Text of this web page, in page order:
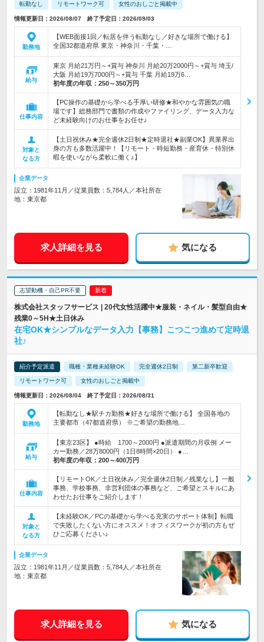
転勤なし リモートワーク可 女性のおしごと掲載中
情報更新日：2026/08/07 終了予定日：2026/09/03
勤務地
【WEB面接1回／転居を伴う転勤なし／好きな場所で働ける】
全国32都道府県 東京・神奈川・千葉・…
給与
東京 月給21万円～+賞与 神奈川 月給20万2000円～+賞与 埼玉/
大阪 月給19万7000円～+賞与 千葉 月給19万6…
初年度の年収： 250～350万円
仕事内容
【PC操作の基礎から学べる手厚い研修★和やかな雰囲気の職
場です】総務部門で書類の作成やファイリング、データ入力な
ど未経験向けのお仕事をお任せ♪
対象と
なる方
【土日祝休み★完全週休2日制★定時退社★副業OK】異業界出
身の方も多数活躍中！【リモート・時短勤務・産育休・特別休
暇を使いながら柔軟に働く♪】
企業データ
設立：1981年11月／従業員数：5,784人／本社所在
地：東京都
求人詳細を見る 気になる
志望動機・自己PR不要
株式会社スタッフサービス | 20代女性活躍中★服装・ネイル・髪型自由★
残業0～5H★土日休み
在宅OK★シンプルなデータ入力【事務】こつこつ進めて定時退
社♪
紹介予定派遣 職種・業種未経験OK 完全週休2日制 第二新卒歓迎
リモートワーク可 女性のおしごと掲載中
情報更新日：2026/08/04 終了予定日：2026/08/31
勤務地
【転勤なし★駅チカ勤務★好きな場所で働ける】 全国各地の
主要都市（47都道府県） ※ご希望の勤務地…
給与
【東京23区】 ●時給 1700～2000円 ●派遣期間の月収例 メー
カー勤務／28万8000円（1日8時間×20日） ●…
初年度の年収： 200～400万円
仕事内容
【リモートOK／土日祝休み／完全週休2日制／残業なし】一般
事務、学校事務、非営利団体の事務など、ご希望とスキルにあ
わせたお仕事をご紹介します！
対象と
なる方
【未経験OK／PCの基礎から学べる充実のサポート体制】転職
で失敗したくない方にオススメ！オフィスワークが初の方もぜ
ひご応募ください♪
企業データ
設立：1981年11月／従業員数：5,784人／本社所在
地：東京都
求人詳細を見る 気になる